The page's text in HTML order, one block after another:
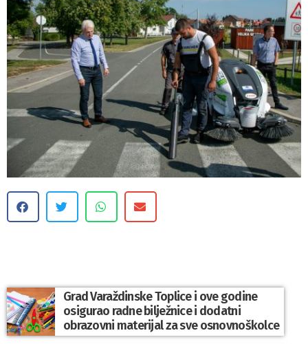
Grad Varaždinske Toplice i ove godine
osigurao radne bilježnice i dodatni
obrazovni materijal za sve osnovnoškolce